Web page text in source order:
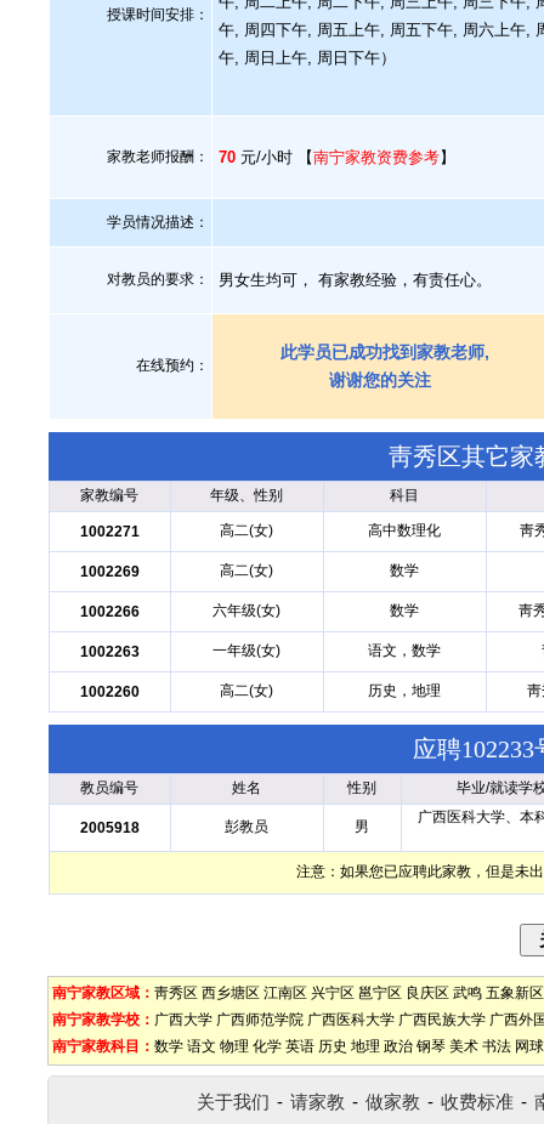
授课时间安排：
午, 周四下午, 周五上午, 周五下午, 周六上午,
午, 周日上午, 周日下午）
家教老师报酬： 70 元/小时 【南宁家教资费参考】
学员情况描述：
对教员的要求： 男女生均可， 有家教经验，有责任心。
在线预约：
此学员已成功找到家教老师,
谢谢您的关注
靑秀区其它家
家教编号 年级、性别 科目
1002271 高二(女) 高中数理化 靑
1002269 高二(女) 数学
1002266 六年级(女) 数学 靑
1002263 一年级(女) 语文，数学
1002260 高二(女) 历史，地理
应聘
教员编号 姓名 性别 毕业/就读学
2005918 彭教员 男
广西医科大学、本
注意：如果您已应聘此家教，但是未
南宁家教区域： 靑秀区 西乡塘区 江南区 兴宁区 邕宁区 良庆区 武鸣 五象新区
南宁家教学校： 广西大学 广西师范学院 广西医科大学 广西民族大学 广西外
南宁家教科目： 数学 语文 物理 化学 英语 历史 地理 政治 钢琴 美术 书法 网球
关于我们 - 请家教 - 做家教 - 收费标准 -